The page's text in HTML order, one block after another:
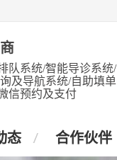
队系统/智能导诊系统/
及导航系统/自助填单
信预约及支付
态 合作伙伴